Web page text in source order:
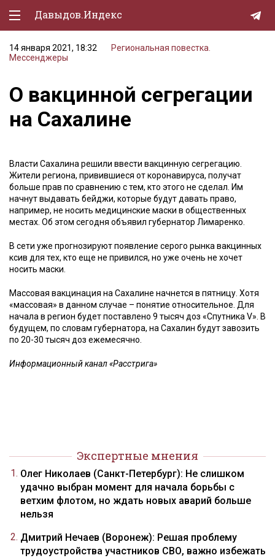
Давыдов.Индекс
Политическая жизнь
Природа
Культура
Lifestyle
14 января 2021, 18:32
Региональная повестка.
Мессенджеры
О вакцинной сегрегации
на Сахалине
Власти Сахалина решили ввести вакцинную сегрегацию.
Жители региона, привившиеся от коронавируса, получат
больше прав по сравнению с тем, кто этого не сделал. Им
начнут выдавать бейджи, которые будут давать право,
например, не носить медицинские маски в общественных
местах. Об этом сегодня объявил губернатор Лимаренко.
В сети уже прогнозируют появление серого рынка вакцинных
ксив для тех, кто еще не привился, но уже очень не хочет
носить маски.
Массовая вакцинация на Сахалине начнется в пятницу. Хотя
«массовая» в данном случае – понятие относительное. Для
начала в регион будет поставлено 9 тысяч доз «Спутника V». В
будущем, по словам губернатора, на Сахалин будут завозить
по 20-30 тысяч доз ежемесячно.
Информационный канал «Расстрига»
Экспертные мнения
Олег Николаев (Санкт-Петербург): Не слишком
удачно выбран момент для начала борьбы с
ветхим флотом, но ждать новых аварий больше
нельзя
Дмитрий Нечаев (Воронеж): Решая проблему
трудоустройства участников СВО, важно избежать